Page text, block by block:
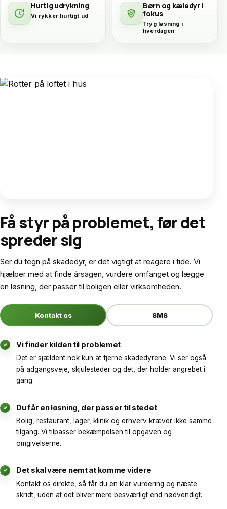
Hurtig udrykning
Vi rykker hurtigt ud
Børn og kæledyr i
fokus
Tryg løsning i
hverdagen
Få styr på problemet, før det
spreder sig
Ser du tegn på skadedyr, er det vigtigt at reagere i tide. Vi
hjælper med at finde årsagen, vurdere omfanget og lægge
en løsning, der passer til boligen eller virksomheden.
✓ Vi finder kilden til problemet
Det er sjældent nok kun at fjerne skadedyrene. Vi ser også
på adgangsveje, skjulesteder og det, der holder angrebet i
gang.
✓ Du får en løsning, der passer til stedet
Bolig, restaurant, lager, klinik og erhverv kræver ikke samme
tilgang. Vi tilpasser bekæmpelsen til opgaven og
omgivelserne.
✓ Det skal være nemt at komme videre
Kontakt os direkte, så får du en klar vurdering og næste
skridt, uden at det bliver mere besværligt end nødvendigt.
Kontakt os SMS